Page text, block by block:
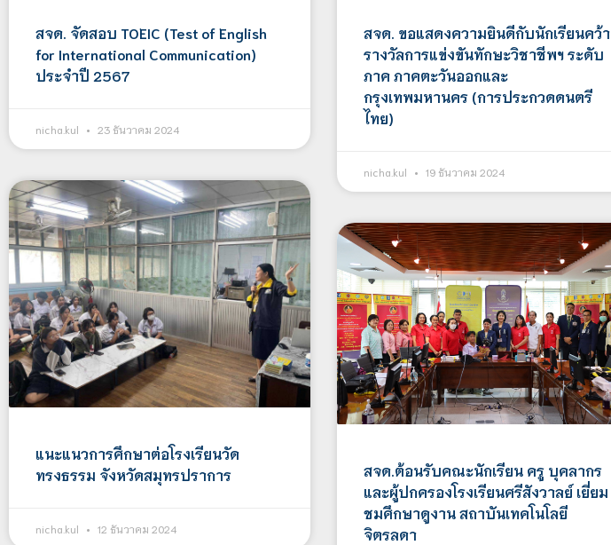
สจด. จัดสอบ TOEIC (Test of English
for International Communication)
ประจำปี 2567
nicha.kul 23 ธันวาคม 2024
สจด. ขอแสดงความยินดีกับนักเรียนคว้า
รางวัลการแข่งขันทักษะวิชาชีพฯ ระดับ
ภาค ภาคตะวันออกและ
กรุงเทพมหานคร (การประกวดดนตรี
ไทย)
nicha.kul 19 ธันวาคม 2024
แนะแนวการศึกษาต่อโรงเรียนวัด
ทรงธรรม จังหวัดสมุทรปราการ
nicha.kul 12 ธันวาคม 2024
สจด.ต้อนรับคณะนักเรียน ครู บุคลากร
และผู้ปกครองโรงเรียนศรีสังวาลย์ เยี่ยม
ชมศึกษาดูงาน สถาบันเทคโนโลยี
จิตรลดา